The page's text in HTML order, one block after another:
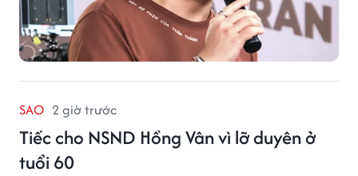
SAO 2 giờ trước
Tiếc cho NSND Hồng Vân vì lỡ duyên ở
tuổi 60